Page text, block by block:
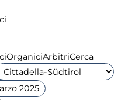
OrganiciArbitriCerca
2025